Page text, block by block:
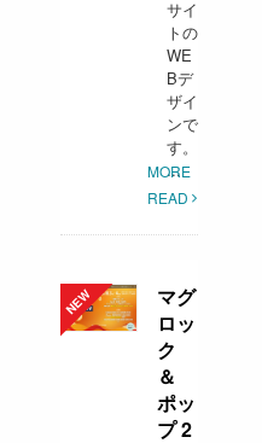
サイ
トの
WE
Bデ
ザイ
ンで
す。
...
MORE
READ
マグ
ロッ
ク
＆
ポッ
プ 2